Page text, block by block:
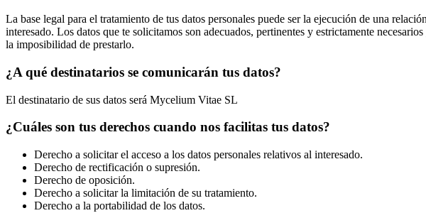
La base legal para el tratamiento de tus datos personales puede ser la ejecución de una
interesado. Los datos que te solicitamos son adecuados, pertinentes y estrictamente
la imposibilidad de prestarlo.
¿A qué destinatarios se comunicarán tus datos?
El destinatario de sus datos será Mycelium Vitae SL
¿Cuáles son tus derechos cuando nos facilitas tus datos?
Derecho a solicitar el acceso a los datos personales relativos al interesado.
Derecho de rectificación o supresión.
Derecho de oposición.
Derecho a solicitar la limitación de su tratamiento.
Derecho a la portabilidad de los datos.